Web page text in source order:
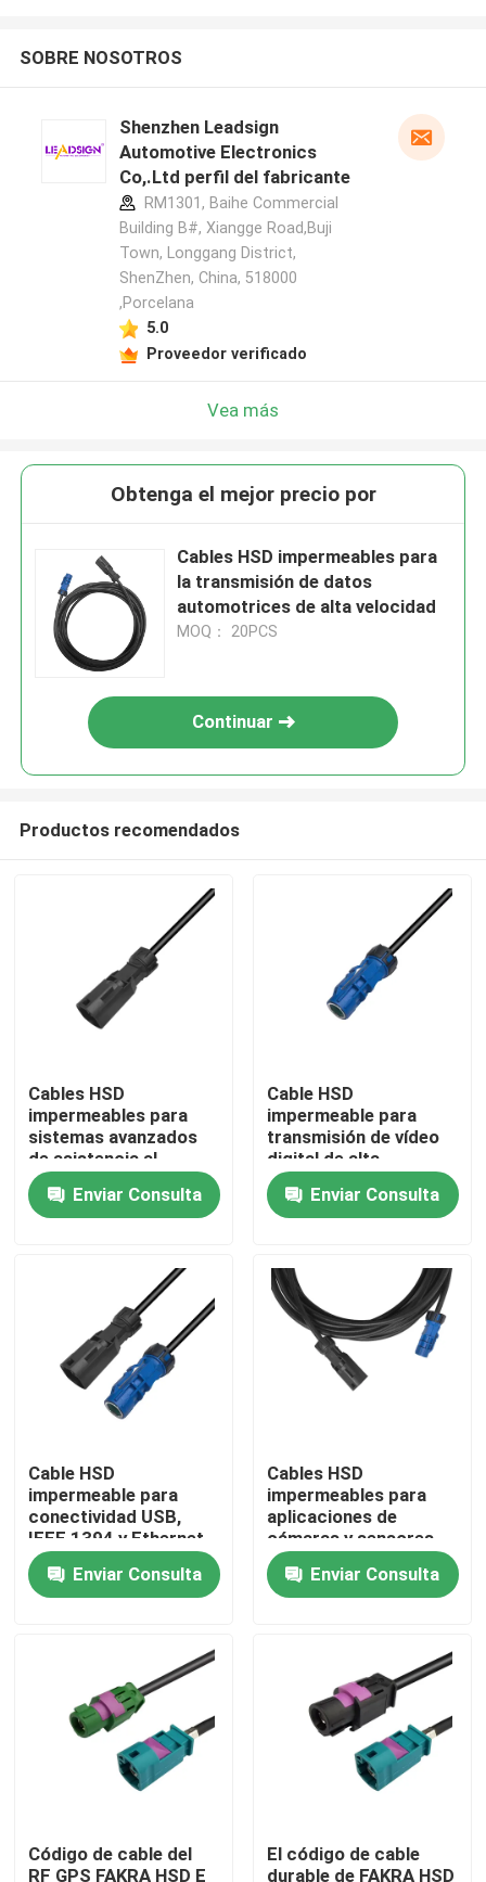
Productos
Vídeos
Tour por la fábrica
Control de calidad
Solicitar presupuesto
Conector del PWB de FAKRA
SOBRE NOSOTROS
Shenzhen Leadsign
Automotive Electronics
Co,.Ltd perfil del fabricante
RM1301, Baihe Commercial
Building B#, Xiangge Road,Buji
Town, Longgang District,
ShenZhen, China, 518000
,Porcelana
5.0
Proveedor verificado
Vea más
Obtenga el mejor precio por
Cables HSD impermeables para
la transmisión de datos
automotrices de alta velocidad
MOQ： 20PCS
Continuar
Productos recomendados
Cables HSD
impermeables para
sistemas avanzados
de asistencia al
conductor (ADAS)
Enviar Consulta
Cable HSD
impermeable para
transmisión de vídeo
digital de alta
velocidad
Enviar Consulta
Cable HSD
impermeable para
conectividad USB,
IEEE 1394 y Ethernet
Enviar Consulta
Cables HSD
impermeables para
aplicaciones de
cámaras y sensores
LVDS
Enviar Consulta
Código de cable del
RF GPS FAKRA HSD E
El código de cable
durable de FAKRA HSD